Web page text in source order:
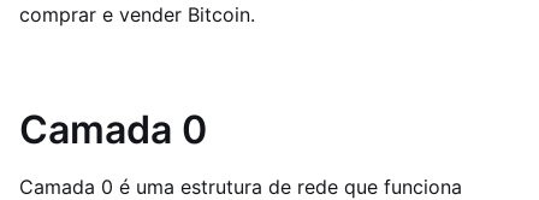
comprar e vender Bitcoin.
Camada 0
Camada 0 é uma estrutura de rede que funciona